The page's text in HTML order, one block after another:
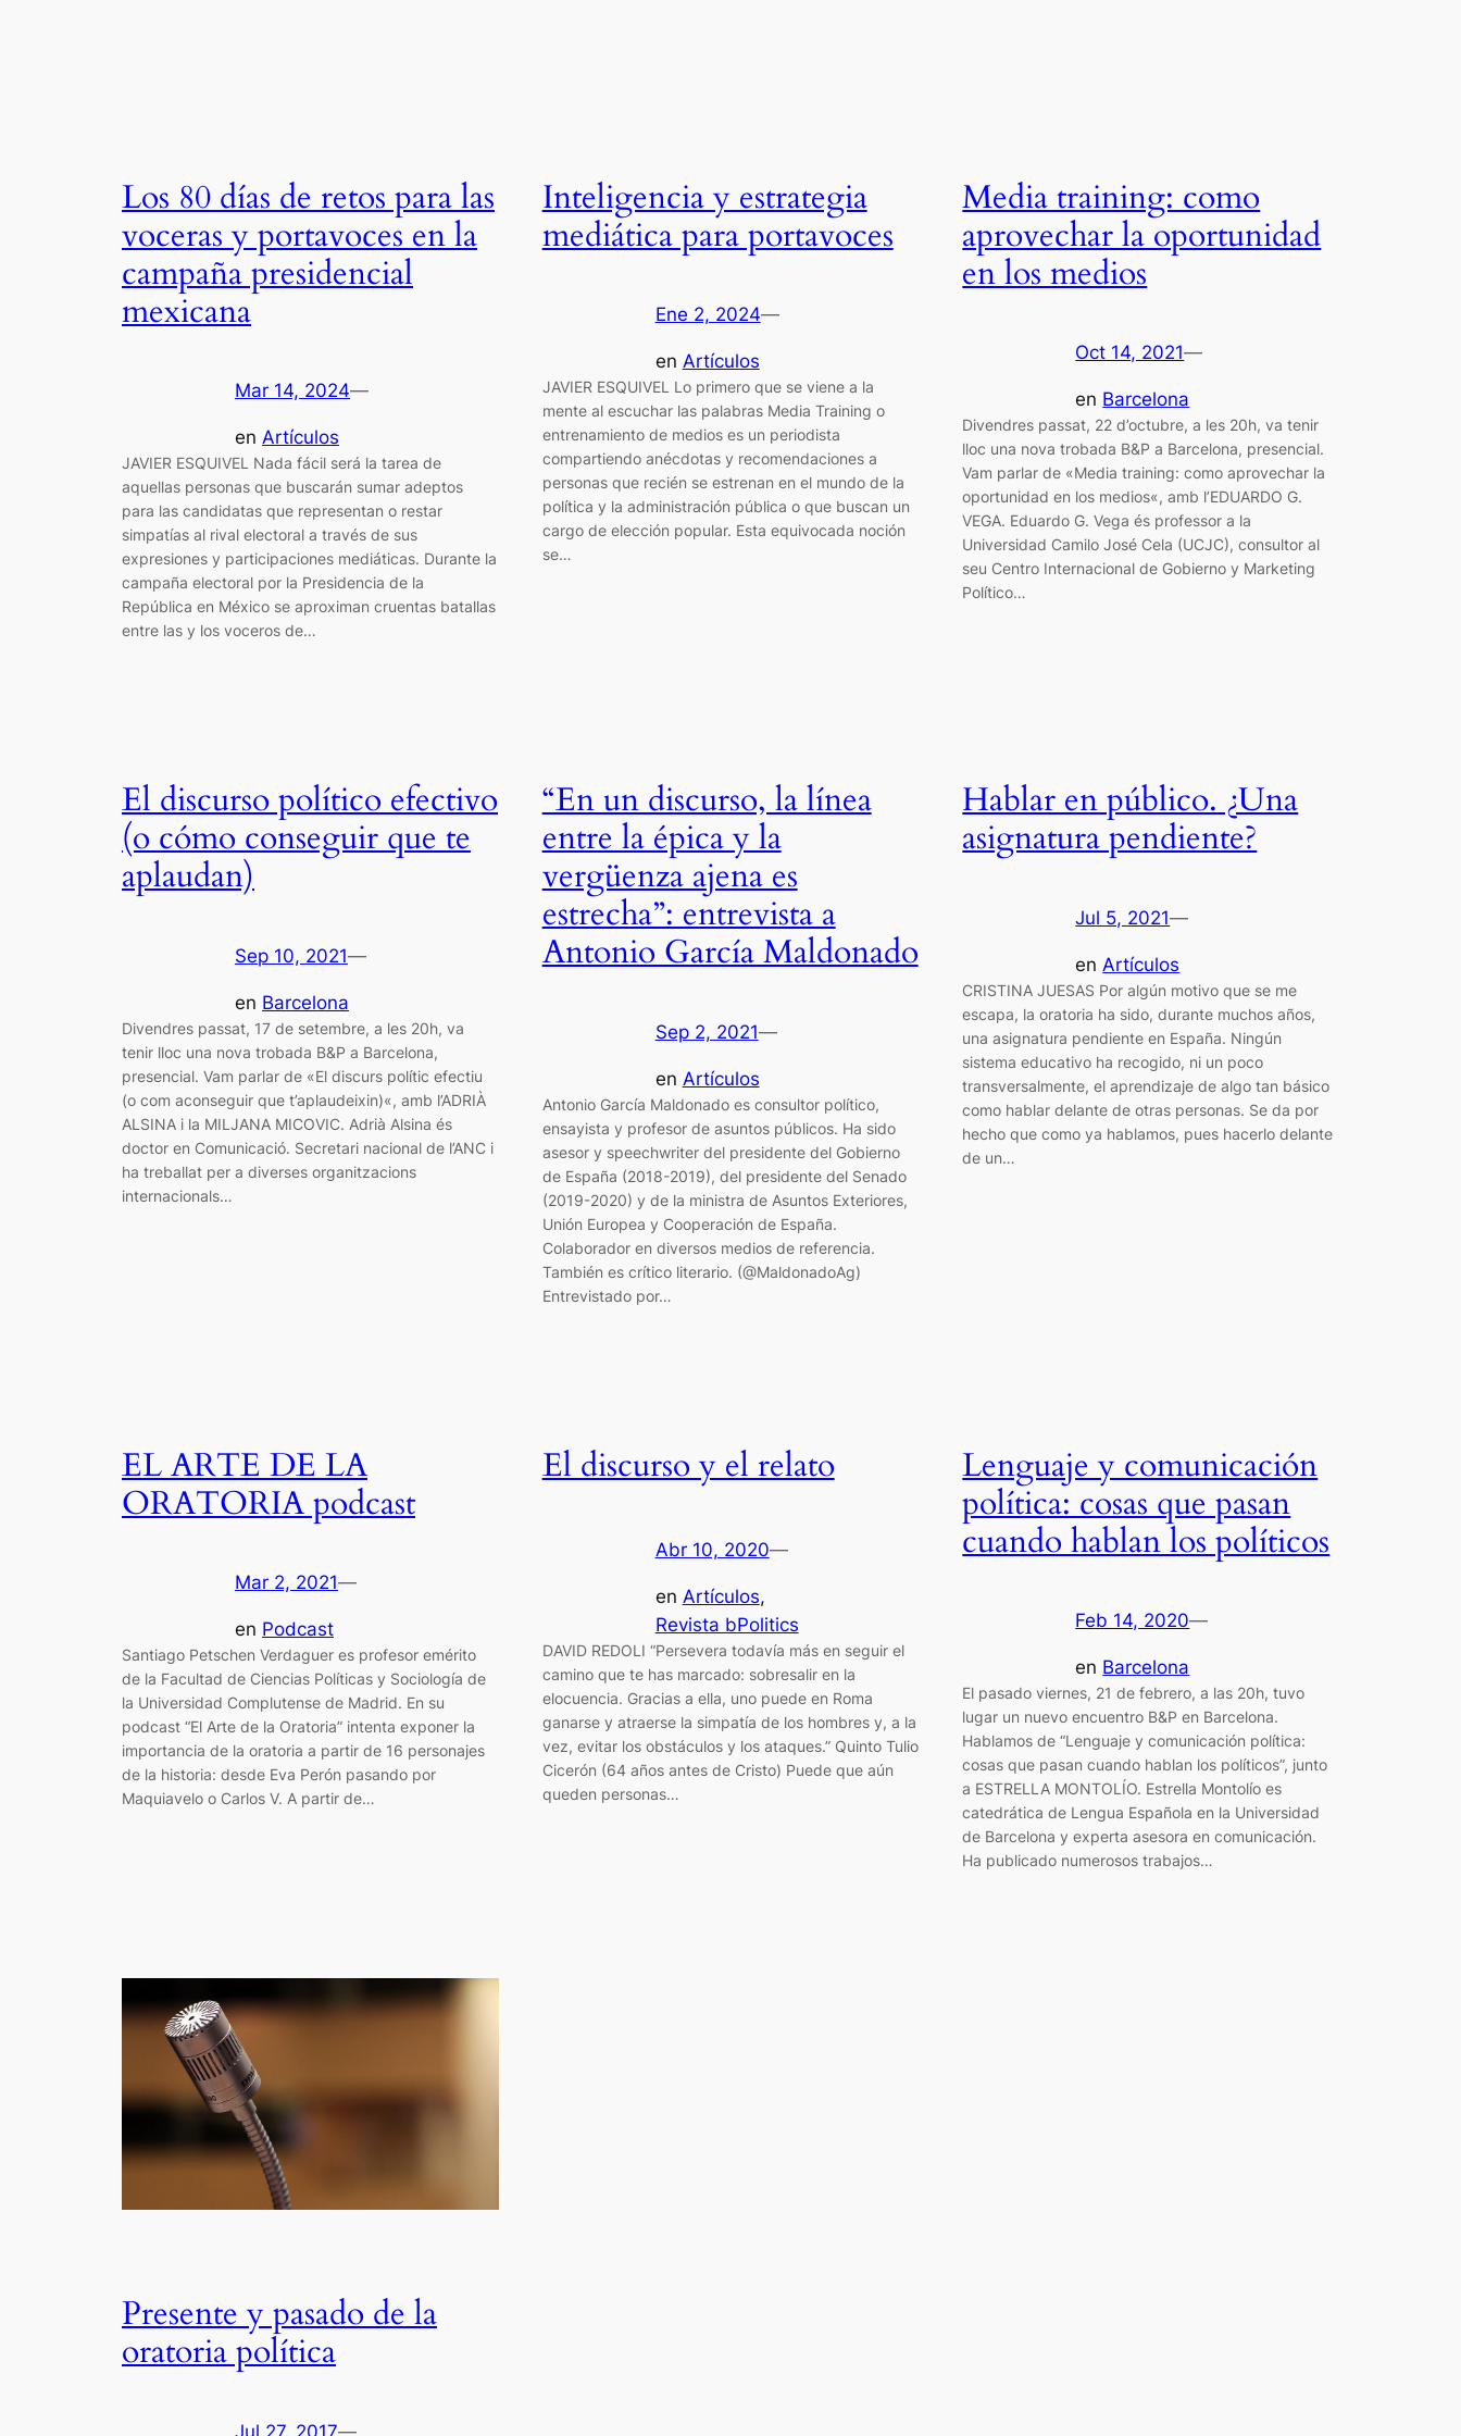
Los 80 días de retos para las
voceras y portavoces en la
campaña presidencial
mexicana
Mar 14, 2024—
en Artículos
JAVIER ESQUIVEL Nada fácil será la tarea de
aquellas personas que buscarán sumar adeptos
para las candidatas que representan o restar
simpatías al rival electoral a través de sus
expresiones y participaciones mediáticas. Durante la
campaña electoral por la Presidencia de la
República en México se aproximan cruentas batallas
entre las y los voceros de…
Inteligencia y estrategia
mediática para portavoces
Ene 2, 2024—
en Artículos
JAVIER ESQUIVEL Lo primero que se viene a la
mente al escuchar las palabras Media Training o
entrenamiento de medios es un periodista
compartiendo anécdotas y recomendaciones a
personas que recién se estrenan en el mundo de la
política y la administración pública o que buscan un
cargo de elección popular. Esta equivocada noción
se…
Media training: como
aprovechar la oportunidad
en los medios
Oct 14, 2021—
en Barcelona
Divendres passat, 22 d’octubre, a les 20h, va tenir
lloc una nova trobada B&P a Barcelona, presencial.
Vam parlar de «Media training: como aprovechar la
oportunidad en los medios«, amb l’EDUARDO G.
VEGA. Eduardo G. Vega és professor a la
Universidad Camilo José Cela (UCJC), consultor al
seu Centro Internacional de Gobierno y Marketing
Político…
El discurso político efectivo
(o cómo conseguir que te
aplaudan)
Sep 10, 2021—
en Barcelona
Divendres passat, 17 de setembre, a les 20h, va
tenir lloc una nova trobada B&P a Barcelona,
presencial. Vam parlar de «El discurs polític efectiu
(o com aconseguir que t’aplaudeixin)«, amb l’ADRIÀ
ALSINA i la MILJANA MICOVIC. Adrià Alsina és
doctor en Comunicació. Secretari nacional de l’ANC i
ha treballat per a diverses organitzacions
internacionals…
“En un discurso, la línea
entre la épica y la
vergüenza ajena es
estrecha”: entrevista a
Antonio García Maldonado
Sep 2, 2021—
en Artículos
Antonio García Maldonado es consultor político,
ensayista y profesor de asuntos públicos. Ha sido
asesor y speechwriter del presidente del Gobierno
de España (2018-2019), del presidente del Senado
(2019-2020) y de la ministra de Asuntos Exteriores,
Unión Europea y Cooperación de España.
Colaborador en diversos medios de referencia.
También es crítico literario. (@MaldonadoAg)
Entrevistado por…
Hablar en público. ¿Una
asignatura pendiente?
Jul 5, 2021—
en Artículos
CRISTINA JUESAS Por algún motivo que se me
escapa, la oratoria ha sido, durante muchos años,
una asignatura pendiente en España. Ningún
sistema educativo ha recogido, ni un poco
transversalmente, el aprendizaje de algo tan básico
como hablar delante de otras personas. Se da por
hecho que como ya hablamos, pues hacerlo delante
de un…
EL ARTE DE LA
ORATORIA podcast
Mar 2, 2021—
en Podcast
Santiago Petschen Verdaguer es profesor emérito
de la Facultad de Ciencias Políticas y Sociología de
la Universidad Complutense de Madrid. En su
podcast “El Arte de la Oratoria” intenta exponer la
importancia de la oratoria a partir de 16 personajes
de la historia: desde Eva Perón pasando por
Maquiavelo o Carlos V. A partir de…
El discurso y el relato
Abr 10, 2020—
en Artículos
Revista bPolitics
DAVID REDOLI “Persevera todavía más en seguir el
camino que te has marcado: sobresalir en la
elocuencia. Gracias a ella, uno puede en Roma
ganarse y atraerse la simpatía de los hombres y, a la
vez, evitar los obstáculos y los ataques.” Quinto Tulio
Cicerón (64 años antes de Cristo) Puede que aún
queden personas…
Lenguaje y comunicación
política: cosas que pasan
cuando hablan los políticos
Feb 14, 2020—
en Barcelona
El pasado viernes, 21 de febrero, a las 20h, tuvo
lugar un nuevo encuentro B&P en Barcelona.
Hablamos de “Lenguaje y comunicación política:
cosas que pasan cuando hablan los políticos”, junto
a ESTRELLA MONTOLÍO. Estrella Montolío es
catedrática de Lengua Española en la Universidad
de Barcelona y experta asesora en comunicación.
Ha publicado numerosos trabajos…
Presente y pasado de la
oratoria política
Jul 27, 2017—